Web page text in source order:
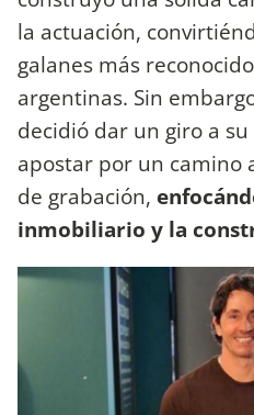
la actuación,
galanes más
argentinas. Sin
decidió dar un giro a
apostar por un camino
de grabación,
inmobiliario y la